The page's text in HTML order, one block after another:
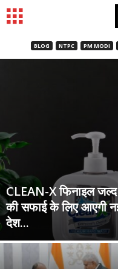
BLOG NTPC PM MODI
CLEAN-X फिनाइल
की सफाई के लिए आएगी
देश...